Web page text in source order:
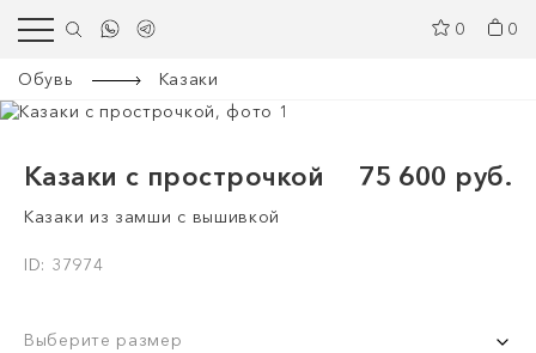
0 0
Обувь Казаки
Казаки с прострочкой 75 600 руб.
Казаки из замши с вышивкой
ID: 37974
Выберите размер